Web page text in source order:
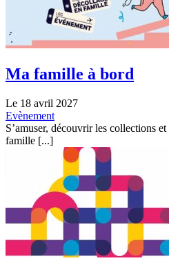
Ma famille à bord
Le 18 avril 2027
Evènement
S’amuser, découvrir les collections
famille [...]